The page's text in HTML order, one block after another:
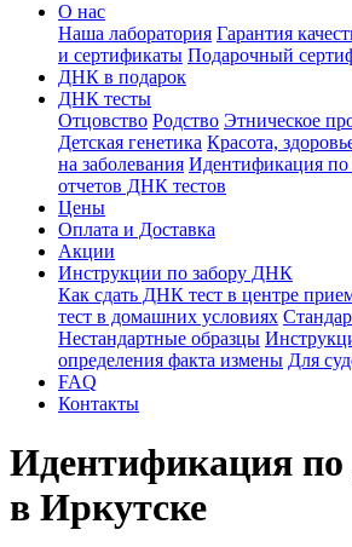
О нас
Наша лаборатория Гарантия
и сертификаты Подарочный
ДНК в подарок
ДНК тесты
Отцовство Родство Этническое
Детская генетика Красота,
на заболевания Идентификация
отчетов ДНК тестов
Цены
Оплата и Доставка
Акции
Инструкции по забору ДНК
Как сдать ДНК тест в центре
тест в домашних условиях
Нестандартные образцы
определения факта измены Для
FAQ
Контакты
Идентификация
в Иркутске